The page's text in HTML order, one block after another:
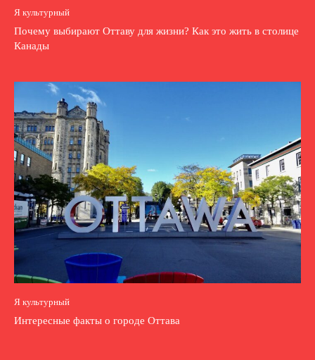
Я культурный
Почему выбирают Оттаву для жизни? Как это жить в столице
Канады
Я культурный
Интересные факты о городе Оттава